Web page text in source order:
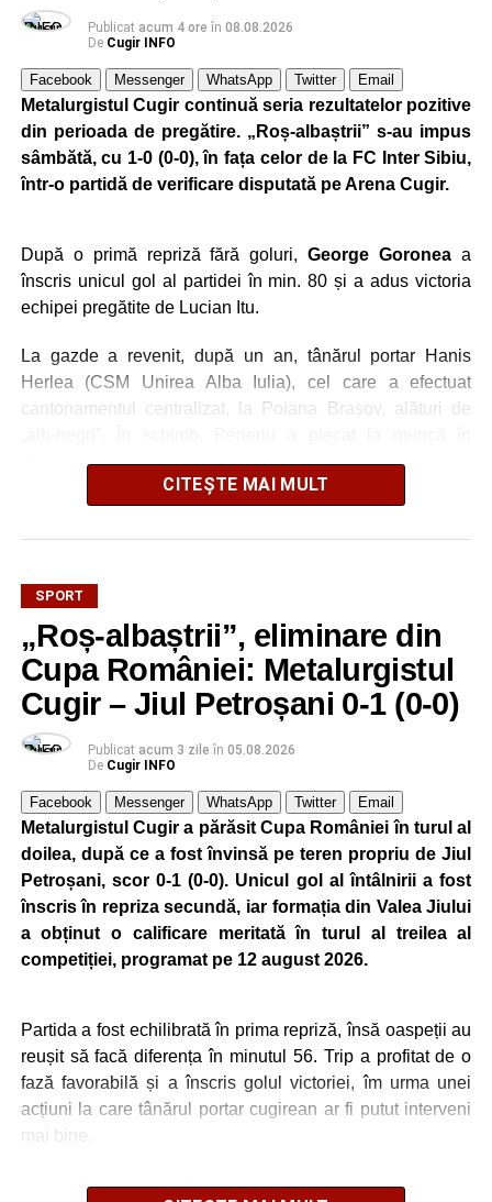
Publicat acum 4 ore în 08.08.2026
De Cugir INFO
Facebook Messenger WhatsApp Twitter Email
Metalurgistul Cugir continuă seria rezultatelor pozitive
din perioada de pregătire. „Roș-albaștrii” s-au impus
sâmbătă, cu 1-0 (0-0), în fața celor de la FC Inter Sibiu,
într-o partidă de verificare disputată pe Arena Cugir.
După o primă repriză fără goluri,George Goronea a
înscris unicul gol al partidei în min. 80 și a adus victoria
echipei pregătite de Lucian Itu.
La gazde a revenit, după un an, tânărul portar Hanis
Herlea (CSM Unirea Alba Iulia), cel care a efectuat
cantonamentul centralizat, la Poiana Brașov, alături de
Germania.
Adaugă cugirinfo.ro ca sursă
preferată pe Google
Ultimele știri din Cugir
„Roș-albaștrii”, o nouă victorie în meciurile de
pregătire: Metalurgistul Cugir – FC Inter Sibiu 1-0
(0-0)
Cum și-a construit un informatician din Cugir propria
mașină solară. Vehiculul a ajuns și la o expoziție din
Berlin
mobilități Erasmus+ în Croația
Facebook Messenger WhatsApp Twitter Email
CITEȘTE MAI MULT
SPORT
„Roș-albaștrii”, eliminare din
Cupa României: Metalurgistul
Cugir – Jiul Petroșani 0-1 (0-0)
Publicat acum 3 zile în 05.08.2026
De Cugir INFO
Facebook Messenger WhatsApp Twitter Email
Metalurgistul Cugir a părăsit Cupa României în turul al
doilea, după ce a fost învinsă pe teren propriu de Jiul
Petroșani, scor 0-1 (0-0). Unicul gol al întâlnirii a fost
înscris în repriza secundă, iar formația din Valea Jiului
a obținut o calificare meritată în turul al treilea al
competiției, programat pe 12 august 2026.
Partida a fost echilibrată în prima repriză, însă oaspeții au
reușit să facă diferența în minutul 56. Trip a profitat de o
fază favorabilă și a înscris golul victoriei, îm urma unei
acțiuni la care tânărul portar cugirean ar fi putut interveni
mai bine.
Pentru Metalurgistul Cugir, meciul a consemnat și debutul